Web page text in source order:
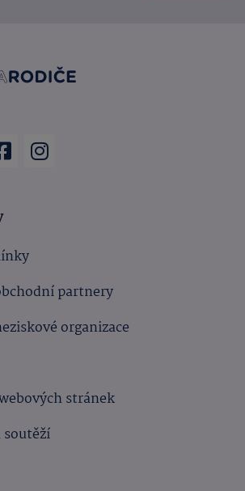
partnery
organizace
stránek
soutěží